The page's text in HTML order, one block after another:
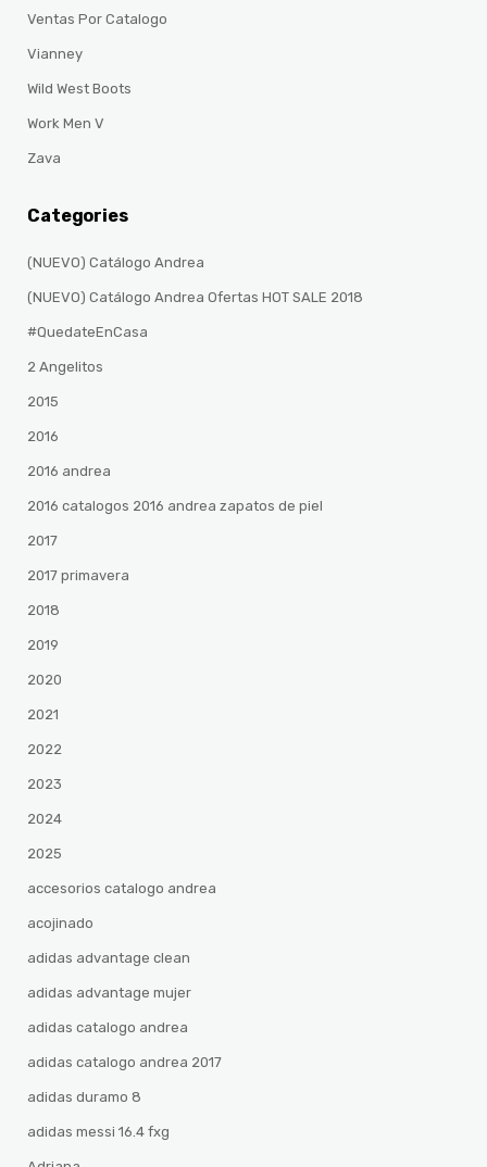
Ventas Por Catalogo
Vianney
Wild West Boots
Work Men V
Zava
Categories
(NUEVO) Catálogo Andrea
(NUEVO) Catálogo Andrea Ofertas HOT SALE 2018
#QuedateEnCasa
2 Angelitos
2015
2016
2016 andrea
2016 catalogos 2016 andrea zapatos de piel
2017
2017 primavera
2018
2019
2020
2021
2022
2023
2024
2025
accesorios catalogo andrea
acojinado
adidas advantage clean
adidas advantage mujer
adidas catalogo andrea
adidas catalogo andrea 2017
adidas duramo 8
adidas messi 16.4 fxg